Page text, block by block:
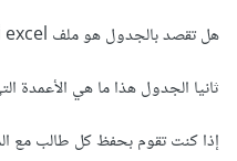
هل تقصد بالجدول هو ملف excel أم ما هو الجدول الذي تقصده ؟
ثانيا الجدول هذا ما هي الأعمدة
إذا كنت تقوم بحفظ كل طالب مع